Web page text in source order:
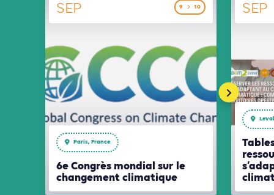
9 10
SEP
Paris, France
6e Congrès mondial sur le
changement climatique
SEP